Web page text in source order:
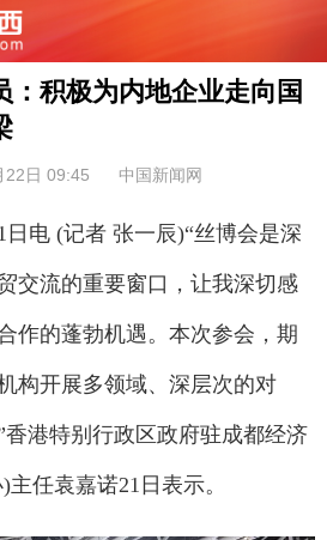
：积极为内地企业走向国
22日 09:45 中国新闻网
电 (记者 张一辰)“丝博会是深
交流的重要窗口，让我深切感
作的蓬勃机遇。本次参会，期
构开展多领域、深层次的对
港特别行政区政府驻成都经济
任袁嘉诺21日表示。